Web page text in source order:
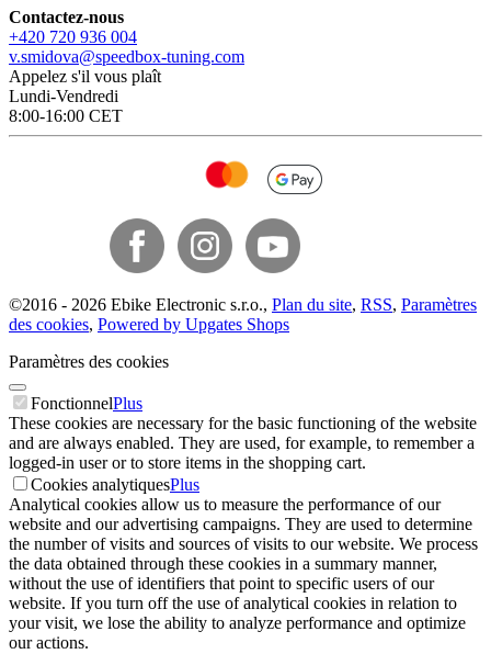
Contactez-nous
+420 720 936 004
v.smidova@speedbox-tuning.com
Appelez s'il vous plaît
Lundi-Vendredi
8:00-16:00 CET
©2016 - 2026 Ebike Electronic s.r.o., Plan du site, RSS, Paramètres
des cookies, Powered by Upgates Shops
Paramètres des cookies
FonctionnelPlus
These cookies are necessary for the basic functioning of the website
and are always enabled. They are used, for example, to remember a
logged-in user or to store items in the shopping cart.
Cookies analytiquesPlus
Analytical cookies allow us to measure the performance of our
website and our advertising campaigns. They are used to determine
the number of visits and sources of visits to our website. We process
the data obtained through these cookies in a summary manner,
without the use of identifiers that point to specific users of our
website. If you turn off the use of analytical cookies in relation to
your visit, we lose the ability to analyze performance and optimize
our actions.